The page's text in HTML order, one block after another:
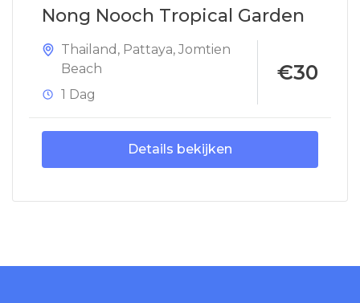
Nong Nooch Tropical Garden
Thailand , Pattaya, Jomtien
Beach
1 Dag
€30
Details bekijken